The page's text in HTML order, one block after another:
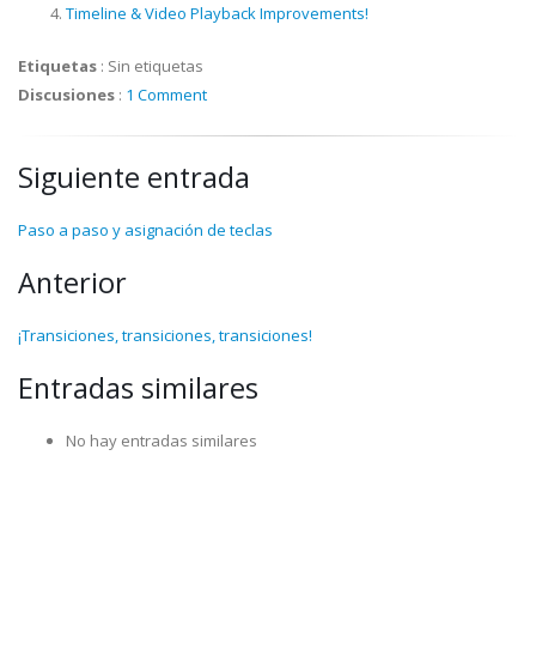
Timeline & Video Playback Improvements!
Etiquetas : Sin etiquetas
Discusiones : 1 Comment
Siguiente entrada
Paso a paso y asignación de teclas
Anterior
¡Transiciones, transiciones, transiciones!
Entradas similares
No hay entradas similares